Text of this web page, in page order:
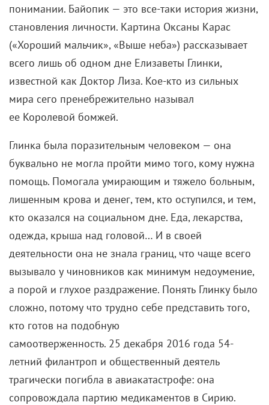
понимании. Байопик — это все-таки история жизни,
становления личности. Картина Оксаны Карас
(«Хороший мальчик», «Выше неба») рассказывает
всего лишь об одном дне Елизаветы Глинки,
известной как Доктор Лиза. Кое-кто из сильных
мира сего пренебрежительно называл
ее Королевой бомжей.
Глинка была поразительным человеком — она
буквально не могла пройти мимо того, кому нужна
помощь. Помогала умирающим и тяжело больным,
лишенным крова и денег, тем, кто оступился, и тем,
кто оказался на социальном дне. Еда, лекарства,
одежда, крыша над головой… И в своей
деятельности она не знала границ, что чаще всего
вызывало у чиновников как минимум недоумение,
а порой и глухое раздражение. Понять Глинку было
сложно, потому что трудно себе представить того,
кто готов на подобную
самоотверженность. 25 декабря 2016 года 54-
летний филантроп и общественный деятель
трагически погибла в авиакатастрофе: она
сопровождала партию медикаментов в Сирию.